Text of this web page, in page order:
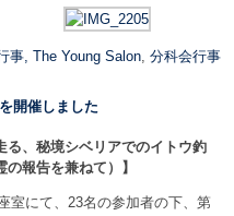
事, The Young Salon 分科会行事
開催しました
る、秘境シベリアでのイトウ釣
報告を兼ねて）】
室にて、23名の参加者の下、第